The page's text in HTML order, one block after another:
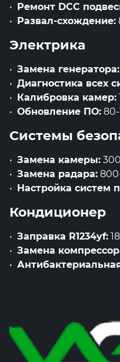
Ремонт DCC
Развал-схождение:
Электрика
Замена генератора:
Диагностика всех
Калибровка камер:
Обновление ПО:80-
Системы
Замена камеры:
Замена радара:
Настройка систем
Кондиционер
Заправка R1234yf:
Замена